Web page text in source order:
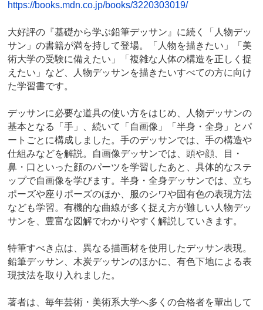
https://books.mdn.co.jp/books/3220303019/
大好評の『基礎から学ぶ鉛筆デッサン』に続く「人物デッ
サン」の書籍が満を持して登場。「人物を描きたい」「美
術大学の受験に備えたい」「複雑な人体の構造を正しく捉
えたい」など、人物デッサンを描きたいすべての方に向け
た学習書です。
デッサンに必要な道具の使い方をはじめ、人物デッサンの
基本となる「手」、続いて「自画像」「半身・全身」とパ
ートごとに構成しました。手のデッサンでは、手の構造や
仕組みなどを解説。自画像デッサンでは、頭や顔、目・
鼻・口といった顔のパーツを学習したあと、具体的なステ
ップで自画像を学びます。半身・全身デッサンでは、立ち
ポーズや座りポーズのほか、服のシワや固有色の表現方法
なども学習。有機的な曲線が多く捉え方が難しい人物デッ
サンを、豊富な図解でわかりやすく解説していきます。
特筆すべき点は、異なる描画材を使用したデッサン表現。
鉛筆デッサン、木炭デッサンのほかに、有色下地による表
現技法を取り入れました。
著者は、毎年芸術・美術系大学へ多くの合格者を輩出して